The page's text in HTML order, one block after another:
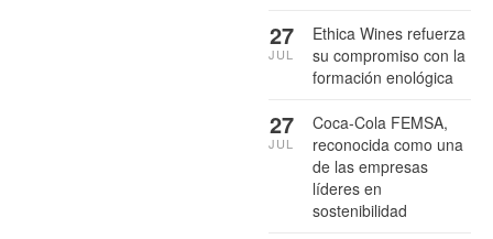
Ethica Wines refuerza
su compromiso con la
formación enológica
27
JUL
Coca-Cola FEMSA,
reconocida como una
de las empresas
líderes en
sostenibilidad
27
JUL